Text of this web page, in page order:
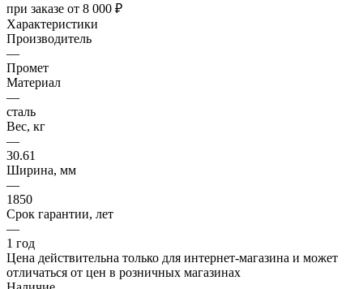
при заказе от 8 000 ₽
Характеристики
Производитель
—
Промет
Материал
—
сталь
Вес, кг
—
30.61
Ширина, мм
—
1850
Срок гарантии, лет
—
1 год
Цена действительна только для интернет-магазина и может
отличаться от цен в розничных магазинах